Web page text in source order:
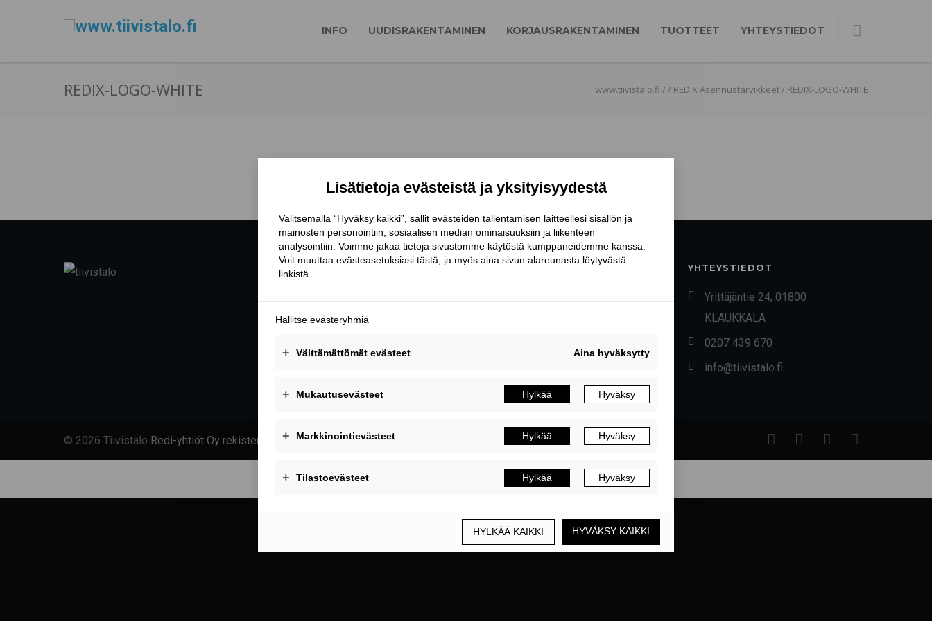
INFO UUDISRAKENTAMINEN KORJAUSRAKENTAMINEN TUOTTEET YHTEYSTIEDOT
REDIX-LOGO-WHITE www.tiivistalo.fi // REDIX Asennustarvikkeet/ REDIX-LOGO-WHITE
YHTEYSTIEDOT
Yrittäjäntie 24, 01800
KLAUKKALA
0207 439 670
info@tiivistalo.fi
© 2026 Tiivistalo Redi-yhtiöt Oy rekisteriseloste
MUOKKAA EVÄSTEASETUKSIA